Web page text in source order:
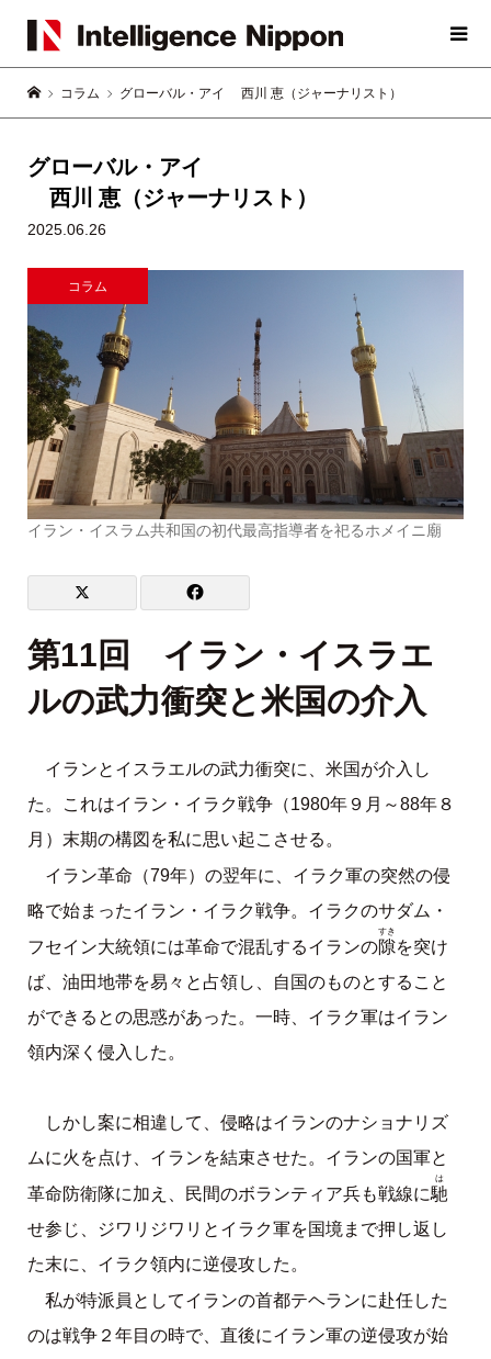
コラム グローバル・アイ 西川 恵（ジャーナリスト）
グローバル・アイ
西川 恵（ジャーナリスト）
2025.06.26
イラン・イスラム共和国の初代最高指導者を祀るホメイニ廟
コラム
第11回 イラン・イスラエ
ルの武力衝突と米国の介入
イランとイスラエルの武力衝突に、米国が介入し
た。これはイラン・イラク戦争（1980年９月～88年８
月）末期の構図を私に思い起こさせる。
イラン革命（79年）の翌年に、イラク軍の突然の侵
略で始まったイラン・イラク戦争。イラクのサダム・
フセイン大統領には革命で混乱するイランの隙
すき
を突け
ば、油田地帯を易々と占領し、自国のものとすること
ができるとの思惑があった。一時、イラク軍はイラン
領内深く侵入した。
しかし案に相違して、侵略はイランのナショナリズ
ムに火を点け、イランを結束させた。イランの国軍と
革命防衛隊に加え、民間のボランティア兵も戦線に馳
は
せ参じ、ジワリジワリとイラク軍を国境まで押し返し
た末に、イラク領内に逆侵攻した。
私が特派員としてイランの首都テヘランに赴任した
のは戦争２年目の時で、直後にイラン軍の逆侵攻が始